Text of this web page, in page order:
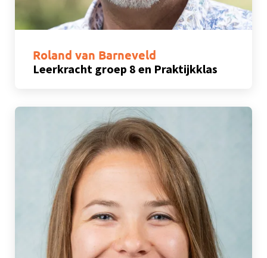
Roland van Barneveld
Leerkracht groep 8 en Praktijkklas